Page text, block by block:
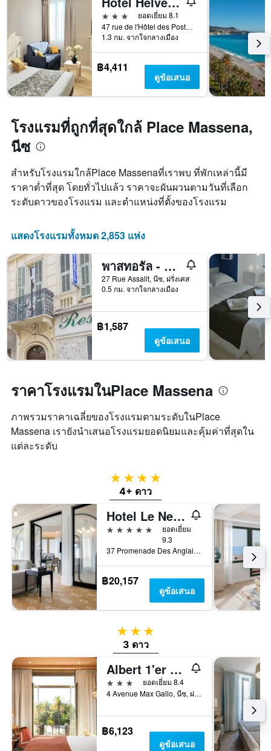
สัปดาห์
แกน
Y
1
แกน
แแส
ดง
เฉลี่ย
ของ
ห้อง
พัก
3 ดาว
ยอดเยี่ยม 8.1
47 rue de l'Hôtel des Postes, นีซ, ฝรั่งเศส
1.3 กม. จากใจกลางเมือง
฿4,411
ดูข้อเสนอ
โรงแรมที่ถูกที่สุดใกล้ Place Massena,
นีซ
สำหรับโรงแรมใกล้Place Massenaที่เราพบ ที่พักเหล่านี้มี
ราคาต่ำที่สุด โดยทั่วไปแล้ว ราคาจะผันผวนตามวันที่เลือก
ระดับดาวของโรงแรม และตำแหน่งที่ตั้งของโรงแรม
แสดงโรงแรมทั้งหมด 2,853 แห่ง
พาสทอรัล - โฮสเทล
27 Rue Assalit, นีซ, ฝรั่งเศส
0.5 กม. จากใจกลางเมือง
฿1,587
ดูข้อเสนอ
ราคาโรงแรมในPlace Massena
ภาพรวมราคาเฉลี่ยของโรงแรมตามระดับในPlace
Massena เรายังนำเสนอโรงแรมยอดนิยมและคุ้มค่าที่สุดใน
แต่ละระดับ
4 ดาว
4+ ดาว
Hotel Le Negresco
5 ดาว
ยอดเยี่ยม
9.3
37 Promenade Des Anglais, นีซ, ฝรั่งเศส
฿20,157
ดูข้อเสนอ
3 ดาว
3 ดาว
Albert 1'er Hotel Nice, France
3 ดาว
ยอดเยี่ยม 8.4
4 Avenue Max Gallo, นีซ, ฝรั่งเศส
฿6,123
ดูข้อเสนอ